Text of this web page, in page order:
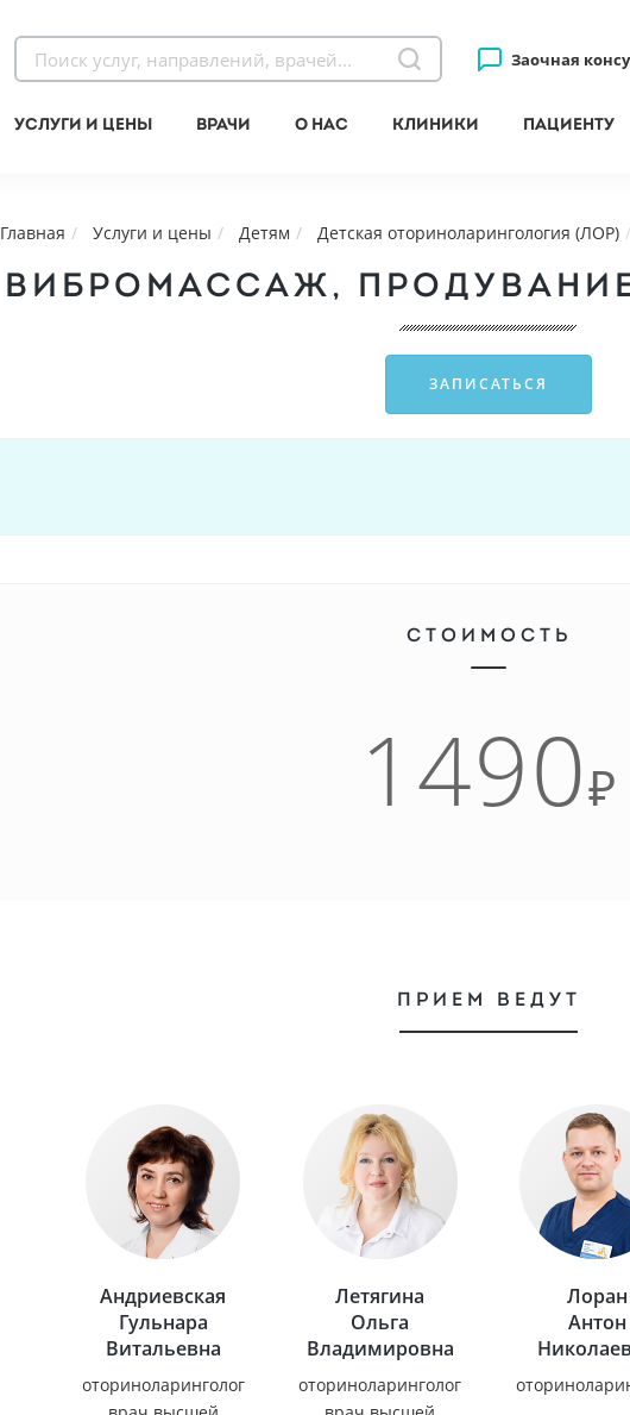
Заочная
Услуги и цены Врачи О нас Клиники Пациенту
Главная Услуги и цены Детям Детская оториноларингология (ЛОР)
ВИБРОМАССАЖ,
ЗАПИСАТЬСЯ
СТОИМОСТЬ
1490₽
ПРИЕМ ВЕДУТ
Андриевская
Гульнара
Витальевна
оториноларинголог
Летягина
Ольга
Владимировна
оториноларинголог
Лоран
Антон